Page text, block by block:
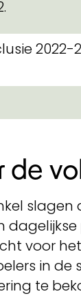
2022-
de
voor
in de
te